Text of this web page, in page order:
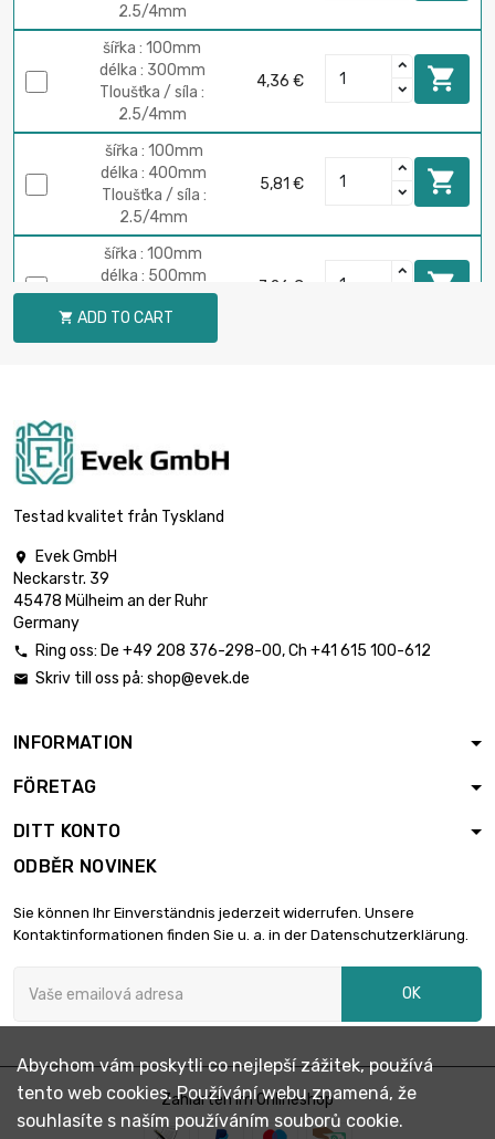
2.5/4mm
šířka : 100mm
délka : 300mm
Tloušťka / síla :
2.5/4mm
4,36 € 
šířka : 100mm
délka : 400mm
Tloušťka / síla :
2.5/4mm
5,81 € 
šířka : 100mm
délka : 500mm
Tloušťka / síla :
2.5/4mm
7,26 € 
šířka : 100mm
2.5/4mm
šířka : 100mm
délka : 800mm
Tloušťka / síla :
délka : 900mm
2.5/4mm
délka : 1000mm
2.5/4mm
délka : 150mm
Tloušťka / síla :
2.5/4mm
3,27 €
šířka : 150mm
délka : 250mm
šířka : 150mm
Tloušťka / síla :
5,45 €
 ADD TO CART
Testad kvalitet från Tyskland

Evek GmbH
Neckarstr. 39
45478 Mülheim an der Ruhr
Germany
 Ring oss: De +49 208 376-298-00, Ch +41 615 100-612
 Skriv till oss på: shop@evek.de
INFORMATION
FÖRETAG
DITT KONTO
ODBĚR NOVINEK
Sie können Ihr Einverständnis jederzeit widerrufen. Unsere
Kontaktinformationen finden Sie u. a. in der Datenschutzerklärung.
OK
Zahlarten im Onlineshop
Abychom vám poskytli co nejlepší zážitek, používá
tento web cookies. Používání webu znamená, že
souhlasíte s naším používáním souborů cookie.